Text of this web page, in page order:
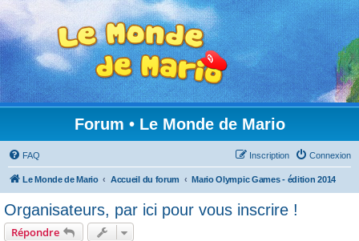
Forum • Le Monde de Mario
FAQ Connexion
Inscription
Le Monde de Mario Accueil du forum Mario Olympic Games - édition 2014
Organisateurs, par ici pour vous inscrire !
Répondre